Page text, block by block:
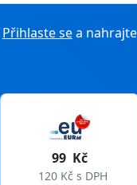
Přihlaste sea
275 Kč
333 Kč s DPH